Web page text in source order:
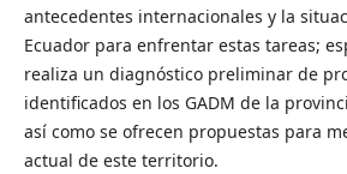
antecedentes internacionales y la
Ecuador para enfrentar estas tareas;
realiza un diagnóstico preliminar de
identificados en los GADM de la
así como se ofrecen propuestas para
actual de este territorio.